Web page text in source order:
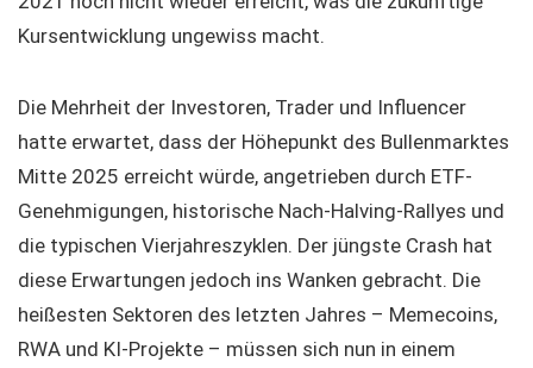
Kursentwicklung ungewiss macht.
Die Mehrheit der Investoren, Trader und Influencer
hatte erwartet, dass der Höhepunkt des Bullenmarktes
Mitte 2025 erreicht würde, angetrieben durch ETF-
Genehmigungen, historische Nach-Halving-Rallyes und
die typischen Vierjahreszyklen. Der jüngste Crash hat
diese Erwartungen jedoch ins Wanken gebracht. Die
heißesten Sektoren des letzten Jahres – Memecoins,
RWA und KI-Projekte – müssen sich nun in einem